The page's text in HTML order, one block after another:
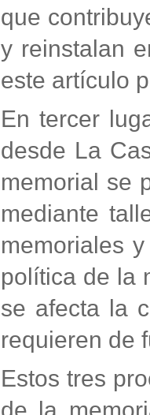
que
y reinstalan
este artículo
En tercer
desde La
memorial se
mediante
memoriales
política de la
se afecta la
requieren de
Estos tres